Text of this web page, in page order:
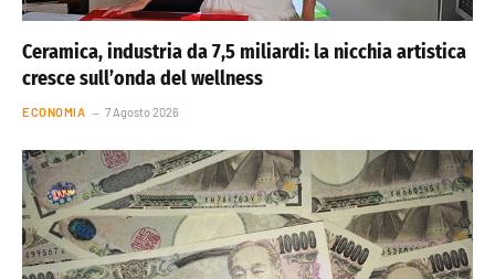
Ceramica, industria da 7,5 miliardi: la nicchia artistica
cresce sull’onda del wellness
ECONOMIA 7 Agosto 2026